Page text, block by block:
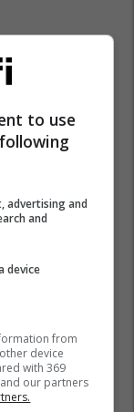
to use
advertising and
and
device
from
device
with 369
our partners